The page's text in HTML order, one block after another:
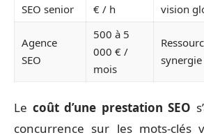
SEO senior € / h vision
Agence
SEO
500 à 5
000 € /
mois
Le coût d’une prestation SEO
concurrence sur les mots-clés